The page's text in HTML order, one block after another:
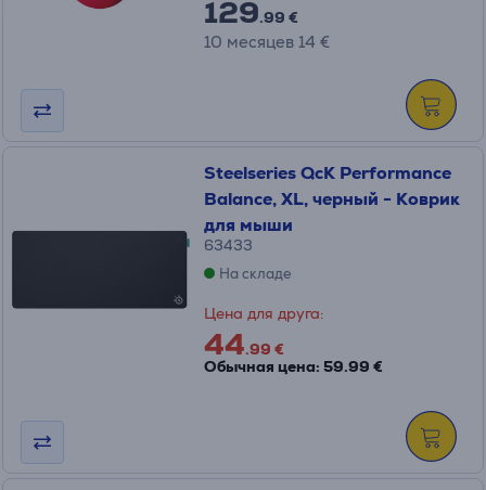
129.99 €
10 месяцев 14 €
Steelseries QcK Performance
Balance, XL, черный - Коврик
для мыши
63433
На складе
Цена для друга:
44.99 €
Обычная цена: 59.99 €